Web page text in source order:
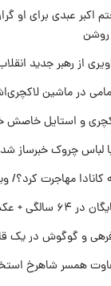
مسی عزادار شد! +
برخورد رعد و برق به
جهانی در آمریکا + فیلم
۲۱ ساعت پیش
اولین بار؛ انتشار
ویدیو
عمامه بستن به
اکبر عبدی برای او
روشن
از رهبر جدید
در ماشین
و استایل خاصش
لباس چروک خبرساز
مهاجرت کرد؟/
+ عکس
فرهی و گوگوش در
همسر شاهرخ